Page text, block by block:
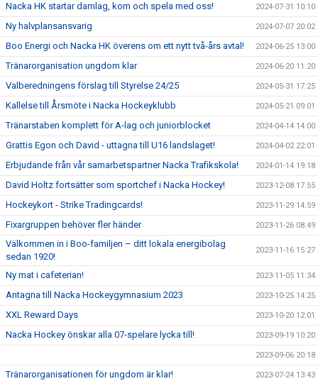
Nacka HK startar damlag, kom och spela med oss! 2024-07-31 10:10
Ny halvplansansvarig 2024-07-07 20:02
Boo Energi och Nacka HK överens om ett nytt två-års avtal! 2024-06-25 13:00
Tränarorganisation ungdom klar 2024-06-20 11:20
Valberedningens förslag till Styrelse 24/25 2024-05-31 17:25
Kallelse till Årsmöte i Nacka Hockeyklubb 2024-05-21 09:01
Tränarstaben komplett för A-lag och juniorblocket 2024-04-14 14:00
Grattis Egon och David - uttagna till U16 landslaget! 2024-04-02 22:01
Erbjudande från vår samarbetspartner Nacka Trafikskola! 2024-01-14 19:18
David Holtz fortsätter som sportchef i Nacka Hockey! 2023-12-08 17:55
Hockeykort - Strike Tradingcards! 2023-11-29 14:59
Fixargruppen behöver fler händer 2023-11-26 08:49
Välkommen in i Boo-familjen – ditt lokala energibolag
sedan 1920!
2023-11-16 15:27
Ny mat i cafeterian! 2023-11-05 11:34
Antagna till Nacka Hockeygymnasium 2023 2023-10-25 14:25
XXL Reward Days 2023-10-20 12:01
Nacka Hockey önskar alla 07-spelare lycka till! 2023-09-19 10:20
2023-09-06 20:18
Tränarorganisationen för ungdom är klar! 2023-07-24 13:43